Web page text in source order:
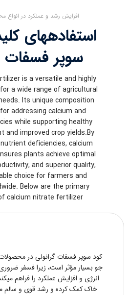
افزایش رشد و عملکرد در انواع
استفادههای
سوپر فسفات
is a versatile and highly
a wide range of agricultural
Its unique composition
addressing calcium and
while supporting healthy
and improved crop yields.By
deficiencies, calcium
plants achieve optimal
and superior quality,
choice for farmers and
Below are the primary
calcium nitrate fertilizer:
کود سوپر فسفات گرانولی در
جو بسیار مؤثر است، زیرا فسفر
انرژی و افزایش عملکرد را فراهم
خاک کمک کرده و رشد قوی و سالم